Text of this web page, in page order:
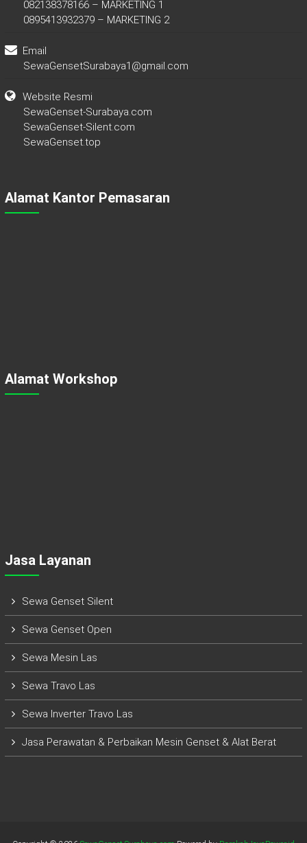
082138378166 – MARKETING 1
0895413932379 – MARKETING 2
Email
SewaGensetSurabaya1@gmail.com
Website Resmi
SewaGenset-Surabaya.com
SewaGenset-Silent.com
SewaGenset.top
Alamat Kantor Pemasaran
Alamat Workshop
Jasa Layanan
Sewa Genset Silent
Sewa Genset Open
Sewa Mesin Las
Sewa Travo Las
Sewa Inverter Travo Las
Jasa Perawatan & Perbaikan Mesin Genset & Alat Berat